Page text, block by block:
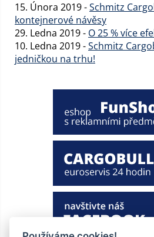
15. Února 2019 -Schmitz
kontejnerové návěsy
29. Ledna 2019 - O 25 % více
10. Ledna 2019 -Schmitz
jedničkou na trhu!